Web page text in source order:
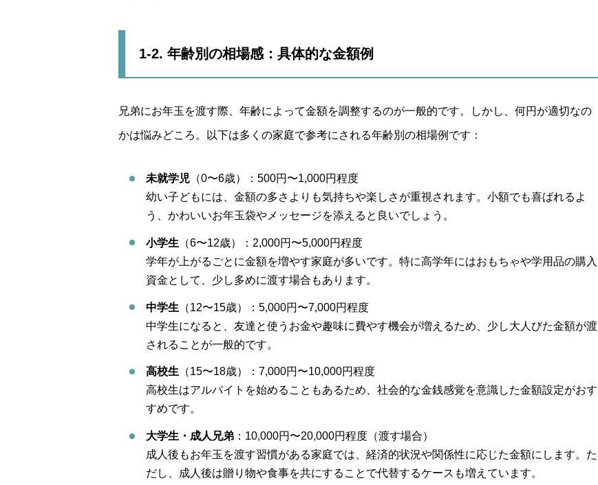
1-2. 年齢別の相場感：具体的な金額例
兄弟にお年玉を渡す際、年齢によって金額を調整するのが一般的です。しかし、何円が適切なの
かは悩みどころ。以下は多くの家庭で参考にされる年齢別の相場例です：
未就学児 （0〜6歳）：500円〜1,000円程度
幼い子どもには、金額の多さよりも気持ちや楽しさが重視されます。小額でも喜ばれるよ
う、かわいいお年玉袋やメッセージを添えると良いでしょう。
小学生 （6〜12歳）：2,000円〜5,000円程度
学年が上がるごとに金額を増やす家庭が多いです。特に高学年にはおもちゃや学用品の購入
資金として、少し多めに渡す場合もあります。
中学生 （12〜15歳）：5,000円〜7,000円程度
中学生になると、友達と使うお金や趣味に費やす機会が増えるため、少し大人びた金額が渡
されることが一般的です。
高校生 （15〜18歳）：7,000円〜10,000円程度
高校生はアルバイトを始めることもあるため、社会的な金銭感覚を意識した金額設定がおす
すめです。
大学生・成人兄弟 ：10,000円〜20,000円程度（渡す場合）
成人後もお年玉を渡す習慣がある家庭では、経済的状況や関係性に応じた金額にします。た
だし、成人後は贈り物や食事を共にすることで代替するケースも増えています。